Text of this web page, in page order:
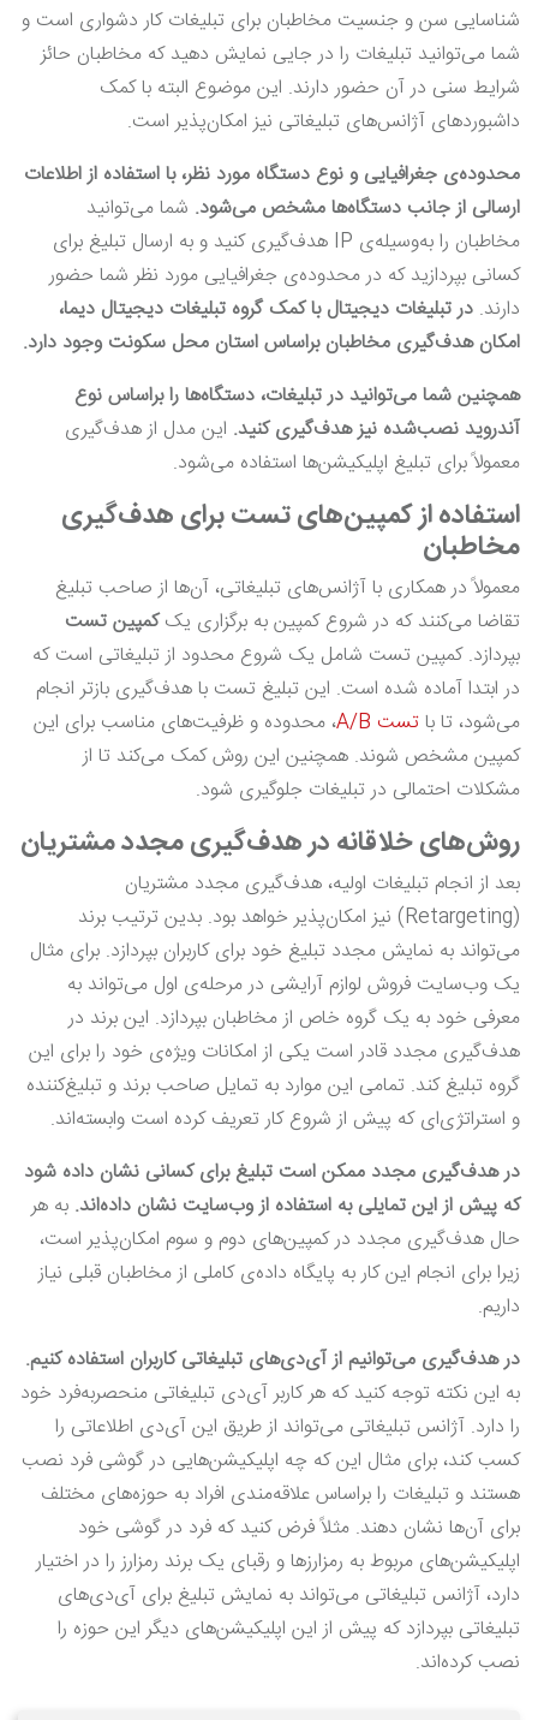
شناسایی سن و جنسیت مخاطبان برای تبلیغات کار دشواری است و
شما می‌توانید تبلیغات را در جایی نمایش دهید که مخاطبان حائز
شرایط سنی در آن حضور دارند. این موضوع البته با کمک
داشبورد‌های آژانس‌های تبلیغاتی نیز امکان‌پذیر است.
محدوده‌ی جغرافیایی و نوع دستگاه مورد نظر، با استفاده از اطلاعات
ارسالی از جانب دستگاه‌ها مشخص می‌شود. شما می‌توانید
مخاطبان را به‌وسیله‌ی IP هدف‌گیری کنید و به ارسال تبلیغ برای
کسانی بپردازید که در محدوده‌ی جغرافیایی مورد نظر شما حضور
دارند. در تبلیغات دیجیتال با کمک گروه تبلیغات دیجیتال دیما،
امکان هدف‌گیری مخاطبان براساس استان محل سکونت وجود دارد.
همچنین شما می‌توانید در تبلیغات، دستگاه‌ها را براساس نوع
آندروید نصب‌شده نیز هدف‌گیری کنید. این مدل از هدف‌گیری
معمولاً برای تبلیغ اپلیکیشن‌ها استفاده می‌شود.
استفاده از کمپین‌های تست برای هدف‌گیری
مخاطبان
معمولاً در همکاری با آژانس‌های تبلیغاتی، آن‌ها از صاحب تبلیغ
تقاضا می‌کنند که در شروع کمپین به برگزاری یککمپین تست
بپردازد. کمپین تست شامل یک شروع محدود از تبلیغاتی است که
در ابتدا آماده شده است. این تبلیغ تست با هدف‌گیری بازتر انجام
می‌شود، تا باتست A/B
، محدوده و ظرفیت‌های مناسب برای این
کمپین مشخص شوند. همچنین این روش کمک می‌کند تا از
مشکلات احتمالی در تبلیغات جلوگیری شود.
روش‌های خلاقانه در هدف‌گیری مجدد مشتریان
بعد از انجام تبلیغات اولیه، هدف‌گیری مجدد مشتریان
(Retargeting) نیز امکان‌پذیر خواهد بود. بدین ترتیب برند
می‌تواند به نمایش مجدد تبلیغ خود برای کاربران بپردازد. برای مثال
یک وب‌سایت فروش لوازم آرایشی در مرحله‌ی اول می‌تواند به
معرفی خود به یک گروه خاص از مخاطبان بپردازد. این برند در
هدف‌گیری مجدد قادر است یکی از امکانات ویژه‌ی خود را برای این
گروه تبلیغ کند. تمامی این موارد به تمایل صاحب برند و تبلیغ‌کننده
و استراتژی‌ای که پیش از شروع کار تعریف کرده است وابسته‌اند.
در هدف‌گیری مجدد ممکن است تبلیغ برای کسانی نشان داده شود
که پیش از این تمایلی به استفاده از وب‌سایت نشان داده‌اند. به هر
حال هدف‌گیری مجدد در کمپین‌های دوم و سوم امکان‌پذیر است،
زیرا برای انجام این کار به پایگاه داده‌ی کاملی از مخاطبان قبلی نیاز
داریم.
در هدف‌گیری می‌توانیم از آی‌دی‌های تبلیغاتی کاربران استفاده کنیم.
به این نکته توجه کنید که هر کاربر آی‌دی تبلیغاتی منحصربه‌فرد خود
را دارد. آژانس تبلیغاتی می‌تواند از طریق این آی‌دی اطلاعاتی را
کسب کند، برای مثال این که چه اپلیکیشن‌هایی در گوشی فرد نصب
هستند و تبلیغات را براساس علاقه‌مندی افراد به حوزه‌های مختلف
برای آن‌ها نشان دهند. مثلاً فرض کنید که فرد در گوشی خود
اپلیکیشن‌های مربوط به رمز‌ارزها و رقبای یک برند رمزارز را در اختیار
دارد، آژانس‌ تبلیغاتی می‌تواند به نمایش تبلیغ برای آی‌دی‌های
تبلیغاتی بپردازد که پیش از این اپلیکیشن‌های دیگر این حوزه را
نصب کرده‌اند.